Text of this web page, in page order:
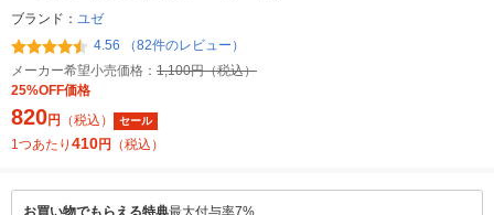
ブランド： ユゼ
4.56 （82件のレビュー）
メーカー希望小売価格： 1,100円（税込）
25%OFF価格
820円 （税込） セール
1つあたり 410円 （税込）